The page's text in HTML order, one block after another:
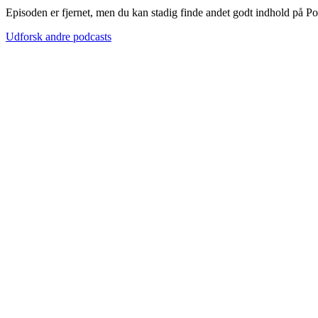
Episoden er fjernet, men du kan stadig finde andet godt indhold på
Udforsk andre podcasts